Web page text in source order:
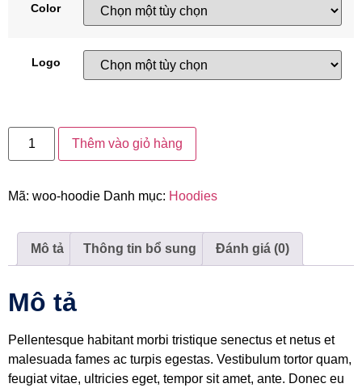
Color
Logo
Thêm vào giỏ hàng
Mã: woo-hoodie Danh mục: Hoodies
Mô tả Thông tin bổ sung Đánh giá (0)
Mô tả
Pellentesque habitant morbi tristique senectus et netus et
malesuada fames ac turpis egestas. Vestibulum tortor quam,
feugiat vitae, ultricies eget, tempor sit amet, ante. Donec eu